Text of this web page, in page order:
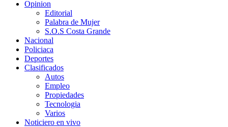
Opinion
Editorial
Palabra de Mujer
S.O.S Costa Grande
Nacional
Policiaca
Deportes
Clasificados
Autos
Empleo
Propiedades
Tecnologia
Varios
Noticiero en vivo